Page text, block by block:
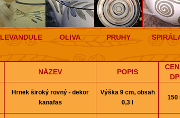
LEVANDULE OLIVA PRUHY
NÁZEV POPIS
Hrnek široký rovný - dekor
kanafas
Výška 9 cm, obsah
0,3 l
150